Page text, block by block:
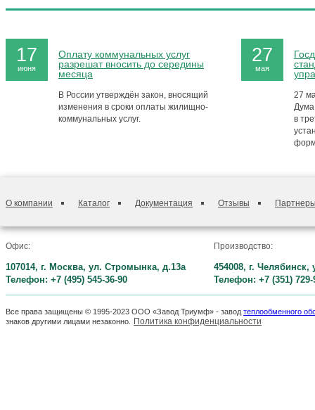
17
июня
Оплату коммунальных услуг
разрешат вносить до середины
месяца
В России утверждён закон, вносящий
изменения в сроки оплаты жилищно-
коммунальных услуг.
27
мая
27
в
О компании Каталог Документация Отзывы
Офис:
107014, г. Москва, ул. Стромынка, д.13а
Телефон: +7 (495) 545-36-90
Производство:
454008, г.
Телефон: +7 (351) 729-
Все права защищены © 1995-2023 ООО «Завод Триумф» - завод теплообменного
знаков другими лицами незаконно.
Политика конфиденциальности